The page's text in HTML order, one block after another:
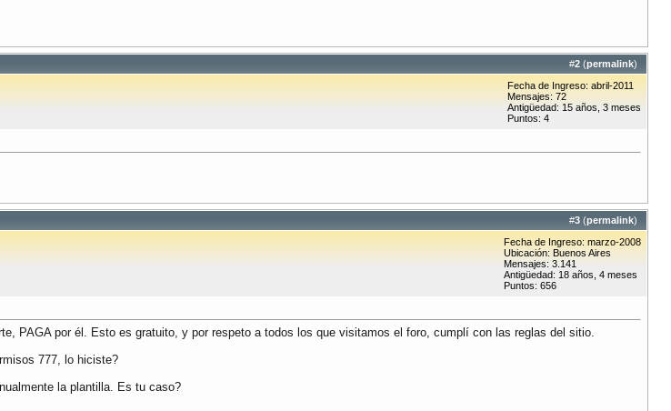
#2 (permalink)
Fecha de Ingreso: abril-2011
Mensajes: 72
Antigüedad: 15 años, 3 meses
Puntos: 4
#3 (permalink)
Fecha de Ingreso: marzo-2008
Ubicación: Buenos Aires
Mensajes: 3.141
Antigüedad: 18 años, 4 meses
Puntos: 656
PAGA por él. Esto es gratuito, y por respeto a todos los que visitamos el foro, cumplí con las reglas del sitio.
777, lo hiciste?
la plantilla. Es tu caso?